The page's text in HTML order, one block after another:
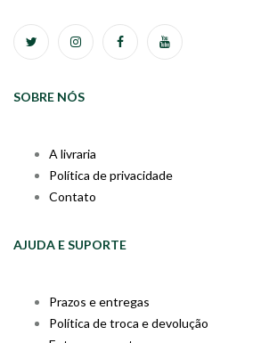
SOBRE NÓS
A livraria
Política de privacidade
Contato
AJUDA E SUPORTE
Prazos e entregas
Política de troca e devolução